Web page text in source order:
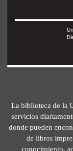
La biblioteca de la
servicios
donde pueden
de libros
conocimiento,